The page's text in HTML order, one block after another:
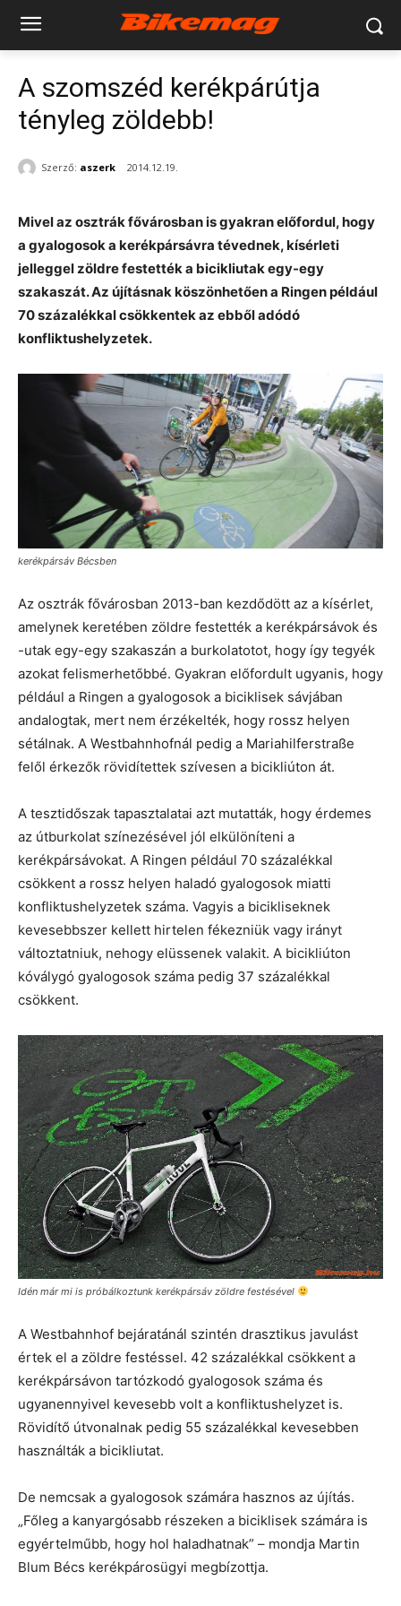
A szomszéd kerékpárútja
tényleg zöldebb!
Szerző: aszerk 2014.12.19.
Mivel az osztrák fővárosban is gyakran előfordul, hogy
a gyalogosok a kerékpársávra tévednek, kísérleti
jelleggel zöldre festették a bicikliutak egy-egy
szakaszát. Az újításnak köszönhetően a Ringen például
70 százalékkal csökkentek az ebből adódó
konfliktushelyzetek.
kerékpársáv Bécsben
Az osztrák fővárosban 2013-ban kezdődött az a kísérlet,
amelynek keretében zöldre festették a kerékpársávok és
-utak egy-egy szakaszán a burkolatotot, hogy így tegyék
azokat felismerhetőbbé. Gyakran előfordult ugyanis, hogy
például a Ringen a gyalogosok a biciklisek sávjában
andalogtak, mert nem érzékelték, hogy rossz helyen
sétálnak. A Westbahnhofnál pedig a Mariahilferstraße
felől érkezők rövidítettek szívesen a bicikliúton át.
A tesztidőszak tapasztalatai azt mutatták, hogy érdemes
az útburkolat színezésével jól elkülöníteni a
kerékpársávokat. A Ringen például 70 százalékkal
csökkent a rossz helyen haladó gyalogosok miatti
konfliktushelyzetek száma. Vagyis a bicikliseknek
kevesebbszer kellett hirtelen fékezniük vagy irányt
változtatniuk, nehogy elüssenek valakit. A bicikliúton
kóválygó gyalogosok száma pedig 37 százalékkal
csökkent.
Idén már mi is próbálkoztunk kerékpársáv zöldre festésével
A Westbahnhof bejáratánál szintén drasztikus javulást
értek el a zöldre festéssel. 42 százalékkal csökkent a
kerékpársávon tartózkodó gyalogosok száma és
ugyanennyivel kevesebb volt a konfliktushelyzet is.
Rövidítő útvonalnak pedig 55 százalékkal kevesebben
használták a bicikliutat.
De nemcsak a gyalogosok számára hasznos az újítás.
„Főleg a kanyargósabb részeken a biciklisek számára is
egyértelműbb, hogy hol haladhatnak” – mondja Martin
Blum Bécs kerékpárosügyi megbízottja.